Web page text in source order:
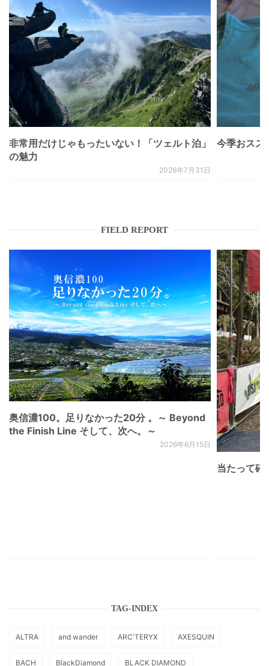
非常用だけじゃもったいない！「ツェルト泊」
の魅力
2026年7月31日
今季おスス
FIELD REPORT
奥信濃100。足りなかった20分 。～ Beyond
the Finish Line そして、次へ。～
2026年6月15日
当たって砕
TAG-INDEX
ALTRA and wander ARC'TERYX AXESQUIN
BACH BlackDiamond BLACK DIAMOND